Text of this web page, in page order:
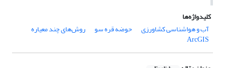
کلیدواژه‌ها
آب و هواشناسی کشاورزی
حوضه قره سو روش‌های چند معیاره
ArcGIS